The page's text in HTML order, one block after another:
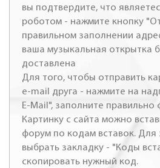
вы подтвердите, что
роботом - нажмите кнопку
правильном заполнении
ваша музыкальная открытка
доставлена
Для того, чтобы отправить
e-mail друга - нажмите на
E-Mail", заполните правильно
Картинку с сайта можно
форум по кодам вставок. Для
выбрать закладку - "Коды
скопировать нужный код.